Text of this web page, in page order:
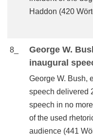
Haddon (420
8_
George W.
inaugural
George W. Bush,
speech delivered
speech in no
of the used
audience (441